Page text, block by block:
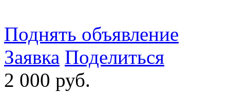
Поднять объявление
Заявка Поделиться
2 000 руб.